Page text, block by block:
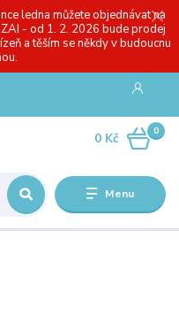
ledna můžete objednávat na
- od 1. 2. 2026 bude prodej
a těším se někdy v budoucnu
Menu
0
0 Kč